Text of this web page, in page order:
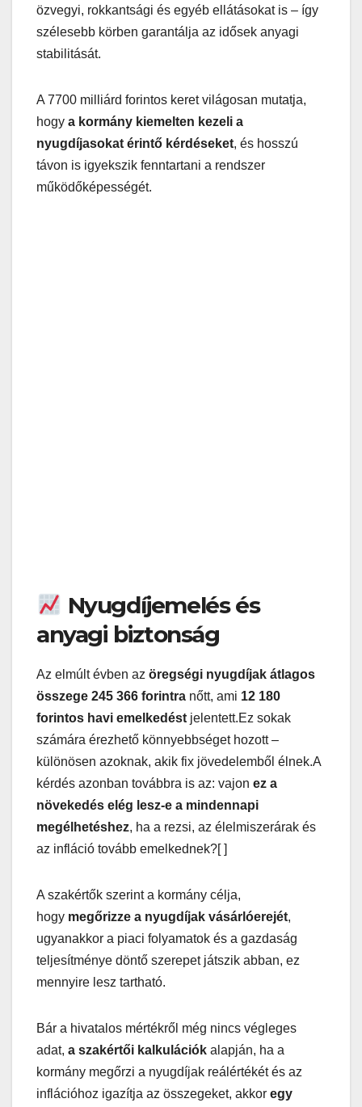
özvegyi, rokkantsági és egyéb ellátásokat is – így
szélesebb körben garantálja az idősek anyagi
stabilitását.
A 7700 milliárd forintos keret világosan mutatja,
hogy a kormány kiemelten kezeli a
nyugdíjasokat érintő kérdéseket, és hosszú
távon is igyekszik fenntartani a rendszer
működőképességét.
Nyugdíjemelés és
anyagi biztonság
Az elmúlt évben az öregségi nyugdíjak átlagos
összege 245 366 forintra nőtt, ami 12 180
forintos havi emelkedést jelentett.Ez sokak
számára érezhető könnyebbséget hozott –
különösen azoknak, akik fix jövedelemből élnek.A
kérdés azonban továbbra is az: vajon ez a
növekedés elég lesz-e a mindennapi
megélhetéshez, ha a rezsi, az élelmiszerárak és
az infláció tovább emelkednek?[ ]
A szakértők szerint a kormány célja,
hogy megőrizze a nyugdíjak vásárlóerejét,
ugyanakkor a piaci folyamatok és a gazdaság
teljesítménye döntő szerepet játszik abban, ez
mennyire lesz tartható.
Bár a hivatalos mértékről még nincs végleges
adat, a szakértői kalkulációk alapján, ha a
kormány megőrzi a nyugdíjak reálértékét és az
inflációhoz igazítja az összegeket, akkor egy